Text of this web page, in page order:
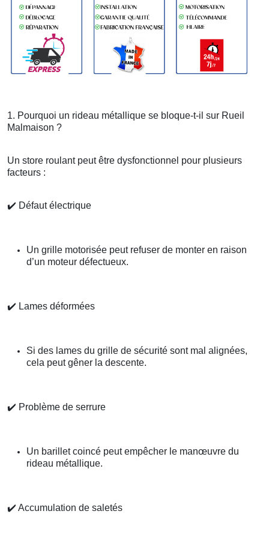
1. Pourquoi un rideau métallique se bloque-t-il sur Rueil
Malmaison ?
Un store roulant peut être dysfonctionnel pour plusieurs
facteurs :
✔️ Défaut électrique
Un grille motorisée peut refuser de monter en raison
d’un moteur défectueux.
✔️ Lames déformées
Si des lames du grille de sécurité sont mal alignées,
cela peut gêner la descente.
✔️ Problème de serrure
Un barillet coincé peut empêcher le manœuvre du
rideau métallique.
✔️ Accumulation de saletés